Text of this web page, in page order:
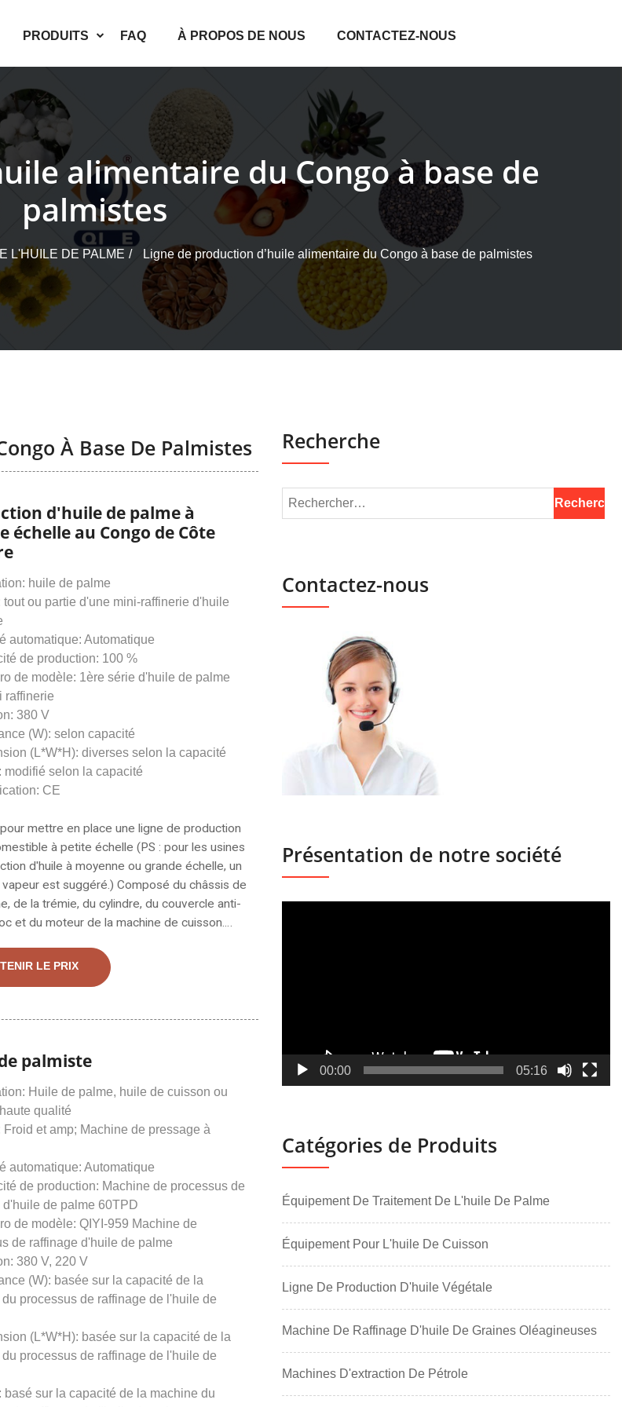
PRODUITS FAQ À PROPOS DE NOUS CONTACTEZ-NOUS
alimentaire du Congo à base de
palmistes
L'HUILE DE PALME Ligne de production d’huile alimentaire du Congo à base de palmistes
À Base De Palmistes
d'huile de palme à
échelle au Congo de Côte
huile de palme
tout ou partie d'une mini-raffinerie d'huile
automatique: Automatique
de production: 100 %
de modèle: 1ère série d'huile de palme
raffinerie
380 V
(W): selon capacité
(L*W*H): diverses selon la capacité
modifié selon la capacité
CE
mettre en place une ligne de production
à petite échelle (PS : pour les usines
d'huile à moyenne ou grande échelle, un
vapeur est suggéré.) Composé du châssis de
de la trémie, du cylindre, du couvercle anti-
et du moteur de la machine de cuisson.
l'engrenage sur l'arbre de transmission
gros engrenage sur le cylindre à
uniforme, les prix de l'huile de palme ont
indiqué hier le rapport sur les prix du
TCB. Énorme dépendance aux importations.
le Congo paie une facture d’importation
de 2 milliards de dollars pour répondre à
en huile alimentaire. Sa production
graines oléagineuses et d’huiles
est minime. L'huile de palme au Congo.
de l'huile de palme du Congo fournit une
à base d'huile de palme fabriqués au
par des fabricants, des commerçants et
fiables d'huile de palme du Congo. Une
qu'au Congo, 80 raffineries de pétrole
de production totale de 2,9 millions
mais elles n'en utilisent que 48 %. de
production. La capacité excédentaire est
pour répondre à la demande croissante
Consommation : La consommation
comestible devrait augmenter de 2,7
pour atteindre 2,4 MMT au cours de la
LE PRIX
palmiste
Huile de palme, huile de cuisson ou
qualité
Froid et amp; Machine de pressage à
automatique: Automatique
de production: Machine de processus de
d'huile de palme 60TPD
de modèle: QIYI-959 Machine de
de raffinage d'huile de palme
380 V, 220 V
(W): basée sur la capacité de la
processus de raffinage de l'huile de
(L*W*H): basée sur la capacité de la
processus de raffinage de l'huile de
basé sur la capacité de la machine du
Recherche
Contactez-nous
Présentation de notre société
00:00 05:16
Catégories de Produits
Équipement De Traitement De L'huile De Palme
Équipement Pour L'huile De Cuisson
Ligne De Production D'huile Végétale
Machine De Raffinage D'huile De Graines Oléagineuses
Machines D'extraction De Pétrole